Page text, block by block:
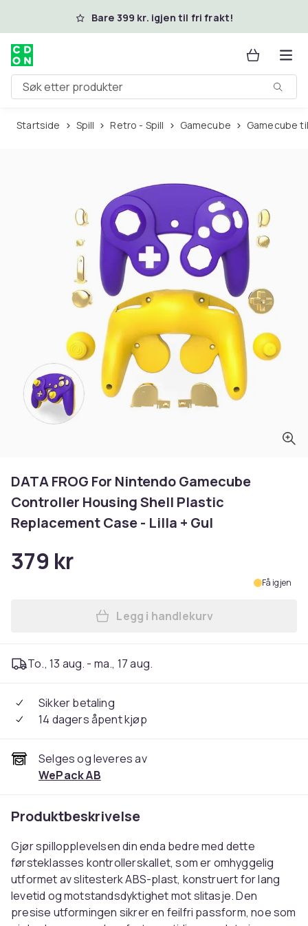
Hopp til hovedinnholdBare 399 kr. igjen til fri frakt!
Søk etter produkter
Startside Spill Retro - Spill Gamecube Gamecube
DATA FROG For Nintendo Gamecube
Controller Housing Shell Plastic
Replacement Case - Lilla + Gul
379 kr
Få igjen
Legg DATA FROG For
Legg i handlekurv
To., 13 aug. - ma., 17 aug.
Sikker betaling
14 dagers åpent kjøp
Selges og leveres av
WePack AB
Produktbeskrivelse
Gjør spillopplevelsen din enda bedre med dette
førsteklasses kontrollerskallet, som er omhyggelig
utformet av slitesterk ABS-plast, konstruert for lang
levetid og motstandsdyktighet mot slitasje. Den
presise utformingen sikrer en feilfri passform, noe som